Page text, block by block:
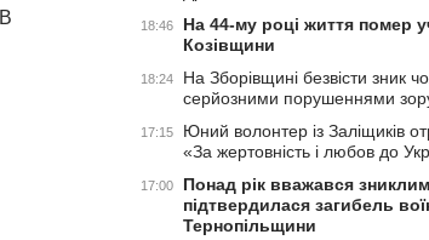
18:46
На 44-му році життя помер
Козівщини
18:24
На Зборівщині безвісти зник
серйозними порушеннями
17:15
Юний волонтер із Заліщиків
«За жертовність і любов до
17:00
Понад рік вважався
підтвердилася загибель
Тернопільщини